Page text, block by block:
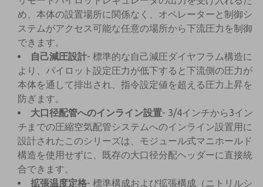
め、本体の設置場所に関係なく、オペレーターと制御シ
ステムがアクセス可能な任意の場所から下流圧力を制御
できます。
自己減圧設計- 標準的な自己減圧ダイヤフラム構造に
より、パイロット設定圧力が低下すると下流側の圧力が
本体を通して排出され、指令設定値を超える圧力上昇を
防ぎます。
大口径配管へのインライン設置- 3/4インチから3イン
チまでの圧縮空気配管システムへのインライン設置用に
設計されたこのシリーズは、モジュール式マニホールド
構造を使用せずに、既存の大口径分配ヘッダーに直接統
合できます。
拡張温度定格- 標準構成および拡張構成（ニトリルシ